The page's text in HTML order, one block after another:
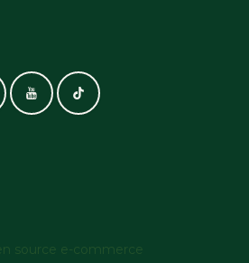
source e-commerce